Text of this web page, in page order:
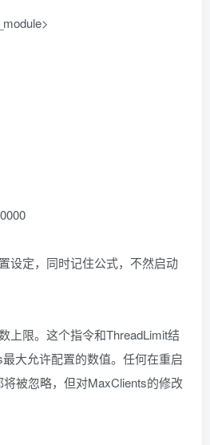
设定，同时记住公式，不然启动
上限。这个指令和ThreadLimit结
大允许配置的数值。任何在重启
被忽略，但对MaxClients的修改